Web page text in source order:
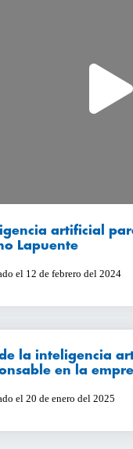
artificial
Lapuente
el 12 de febrero del 2024
la inteligencia
en la
el 20 de enero del 2025